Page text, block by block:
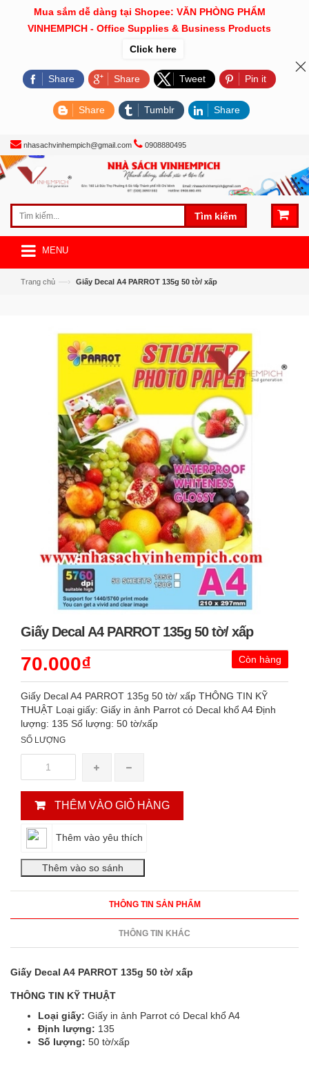
nhasachvinhempich@gmail.com 0908880495
Tìm kiếm
MENU
Trang chủ —› Giấy Decal A4 PARROT 135g 50 tờ/ xấp
Giấy Decal A4 PARROT 135g 50 tờ/ xấp
Còn hàng
70.000₫
Giấy Decal A4 PARROT 135g 50 tờ/ xấp THÔNG TIN KỸ
THUẬT Loại giấy: Giấy in ảnh Parrot có Decal khổ A4 Định
lượng: 135 Số lượng: 50 tờ/xấp
SỐ LƯỢNG
THÊM VÀO GIỎ HÀNG
Thêm vào yêu thích
THÔNG TIN SẢN PHẨM
THÔNG TIN KHÁC
Giấy Decal A4 PARROT 135g 50 tờ/ xấp
THÔNG TIN KỸ THUẬT
Loại giấy: Giấy in ảnh Parrot có Decal khổ A4
Định lượng: 135
Số lượng: 50 tờ/xấp
Mua sắm dễ dàng tại Shopee: VĂN PHÒNG PHẨM
VINHEMPICH - Office Supplies & Business Products
Click here
Share Share Tweet Pin it
Share Tumblr Share